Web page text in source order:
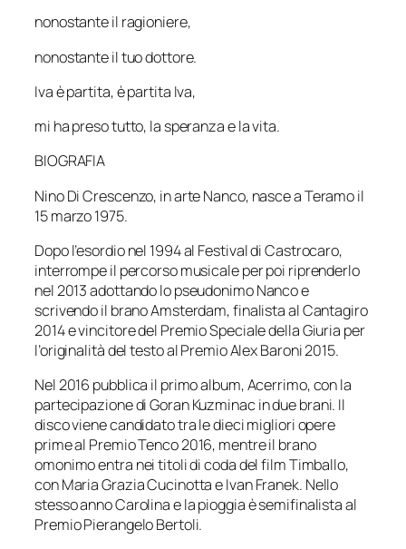
nonostante il ragioniere,
nonostante il tuo dottore.
Iva è partita, è partita Iva,
mi ha preso tutto, la speranza e la vita.
BIOGRAFIA
Nino Di Crescenzo, in arte Nanco, nasce a Teramo il
15 marzo 1975.
Dopo l’esordio nel 1994 al Festival di Castrocaro,
interrompe il percorso musicale per poi riprenderlo
nel 2013 adottando lo pseudonimo Nanco e
scrivendo il brano Amsterdam, finalista al Cantagiro
2014 e vincitore del Premio Speciale della Giuria per
l’originalità del testo al Premio Alex Baroni 2015.
Nel 2016 pubblica il primo album, Acerrimo, con la
partecipazione di Goran Kuzminac in due brani. Il
disco viene candidato tra le dieci migliori opere
prime al Premio Tenco 2016, mentre il brano
omonimo entra nei titoli di coda del film Timballo,
con Maria Grazia Cucinotta e Ivan Franek. Nello
stesso anno Carolina e la pioggia è semifinalista al
Premio Pierangelo Bertoli.